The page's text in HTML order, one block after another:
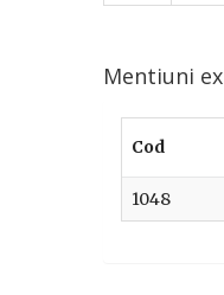
Mentiuni
Cod
1048